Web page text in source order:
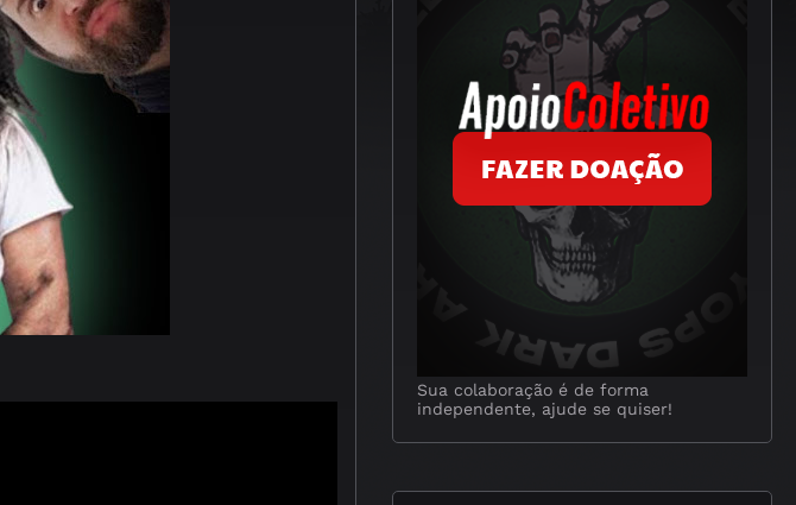
Sua colaboração é de forma
independente, ajude se quiser!